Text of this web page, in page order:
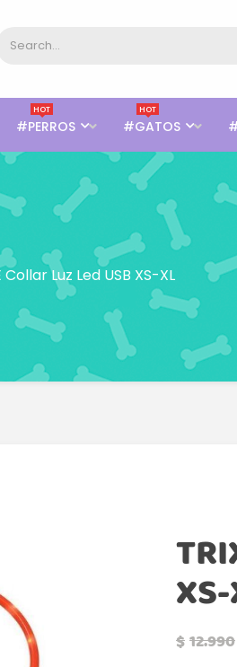
#PERROS
HOT
#GATOS
HOT
Collar Luz Led USB XS-XL
$12.990